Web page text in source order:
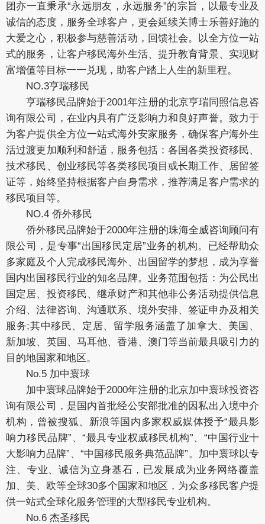
团亦一直秉承“永远朋友，永远服务”的宗旨，以最专业及
诚信的态度，服务全球客户，更会延续关博士乐善好施的
大爱之心，积极参与慈善活动，回馈社会。以全方位一站
式的服务，让客户移民海外生活、提升教育背景、实现财
富增值等目标一一兑现，助客户踏上人生的新里程。
NO.3亨瑞移民
亨瑞移民品牌始于2001年注册的北京亨瑞同照信息咨
询有限公司，在业内具有广泛影响力和良好声誉。致力于
为客户提供全方位一站式海外安家服务，确保客户海外生
活过渡更加顺利和舒适，服务包括：各国各类投资移民、
技术移民、创业移民等各类移民项目或长期工作、居留签
证等，始终坚持根据客户自身需求，推荐满足客户需求的
移民项目等。
NO.4 侨外移民
侨外移民品牌始于2000年注册的珠海全威咨询顾问有
限公司，是专事“出国移民定居”业务的机构。已经帮助众
多家庭及个人完成移民海外、出国留学的梦想，成为享誉
国内出国移民行业的知名品牌。业务范围包括：为公民出
国定居、投资移民、继承财产和其他非公务活动提供信息
介绍、法律咨询、沟通联系、境外安排、签证申办及相关
服务;其中移民、定居、留学服务涵盖了加拿大、美国、
新加坡、英国、马耳他、香港、澳门等当前最具吸引力的
目的地国家和地区。
No.5 加中寰球
加中寰球品牌始于2000年注册的北京加中寰球投资咨
询有限公司，是国内首批经公安部批准的因私出入境中介
机构，曾被搜狐、新浪等国内多家权威媒体授予“最具影
响力移民品牌”、“最具专业权威移民机构”、“中国行业十
大影响力品牌”、“中国移民服务典范品牌”。加中寰球以专
注、专业、诚信为立身基石，已发展成为业务网络覆盖
加、美、欧等全球30多个国家和地区，为众多移民客户提
供一站式全球化服务管理的大型移民专业机构。
No.6 杰圣移民